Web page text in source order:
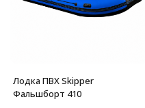
Лодка ПВХ Skipper
Фальшборт 410